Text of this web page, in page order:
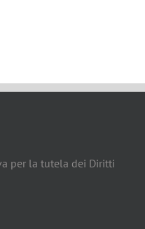
per la tutela dei Diritti